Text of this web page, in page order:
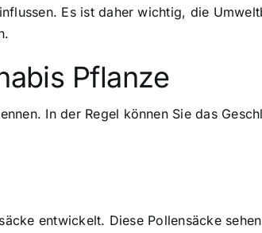
Es ist daher wichtig, die
Pflanze
In der Regel können Sie das
entwickelt. Diese Pollensäcke